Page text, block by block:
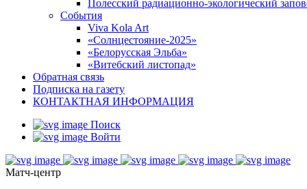
Полесский радиационно-экологический
События
Viva Kola Art
«Солнцестояние-2025»
«Белорусская Эльба»
«Витебский листопад»
Обратная связь
Подписка на газету
КОНТАКТНАЯ ИНФОРМАЦИЯ
Поиск
Войти
Матч-центр